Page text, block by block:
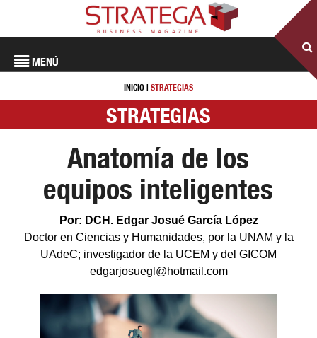
MENÚ
INICIO | STRATEGIAS
STRATEGIAS
Anatomía de los
equipos inteligentes
Por: DCH. Edgar Josué García López
Doctor en Ciencias y Humanidades, por la UNAM y la
UAdeC; investigador de la UCEM y del GICOM
edgarjosuegl@hotmail.com